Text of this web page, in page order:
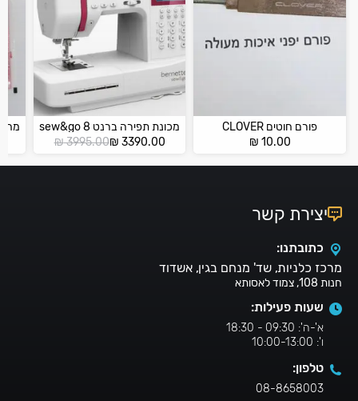
פורם חוטים CLOVER
₪ 10.00
מכונת תפירה ברנט 8 sew&go
₪3995.00
המחיר
היה:
₪ 3390.00
המחיר
הוא:
יצירת קשר
כתובתנו:
מרכז כלניות, שד' מנחם בגין, אשדוד
חנות 108, צמוד לאסותא
שעות פעילות:
א'-ה': 09:30 - 18:30
ו': 10:00-13:00
טלפון:
08-8658003